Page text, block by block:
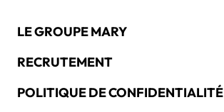
LE GROUPE MARY
RECRUTEMENT
POLITIQUE DE CONFIDENTIALITÉ